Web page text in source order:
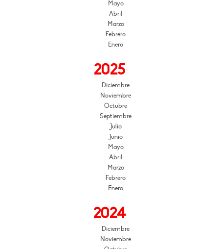
Mayo
Abril
Marzo
Febrero
Enero
2025
Diciembre
Noviembre
Octubre
Septiembre
Julio
Junio
Mayo
Abril
Marzo
Febrero
Enero
2024
Diciembre
Noviembre